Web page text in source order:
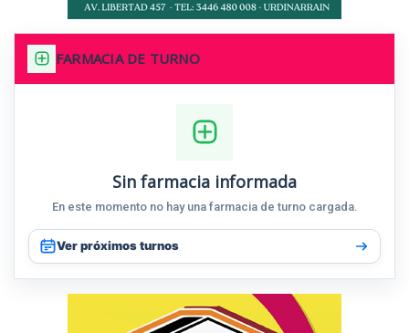
FARMACIA DE TURNO
Sin farmacia informada
En este momento no hay una farmacia de turno cargada.
Ver próximos turnos